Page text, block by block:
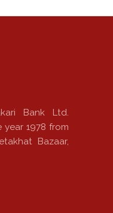
Bank Ltd.
year 1978 from
Bazaar,